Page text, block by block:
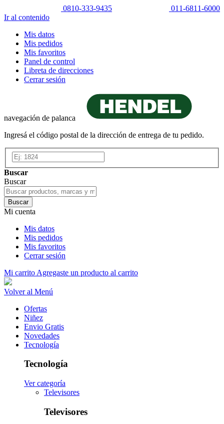
0810-333-9435
011-6811-6000
Ir al contenido
Mis datos
Mis pedidos
Mis favoritos
Panel de control
Libreta de direcciones
Cerrar sesión
navegación de palanca
Ingresá el código postal de la dirección de entrega de tu pedido.
Buscar
Buscar
Buscar
Mi cuenta
Mis datos
Mis pedidos
Mis favoritos
Cerrar sesión
Mi carrito Agregaste un producto al carrito
Volver al Menú
Ofertas
Niñez
Envio Gratis
Novedades
Tecnología
Tecnología
Ver categoría
Televisores
Televisores